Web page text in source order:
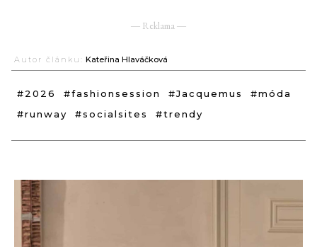
― Reklama ―
Autor článku: Kateřina Hlaváčková
#2026 #fashionsession #Jacquemus
#móda
#runway
#socialsites #trendy